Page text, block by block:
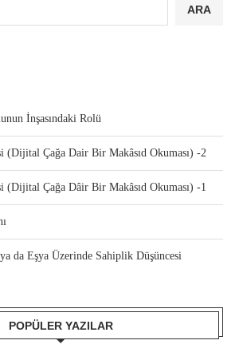
ARA
İnşasındaki Rolü
(Dijital Çağa Dair Bir Makâsıd Okuması) -2
(Dijital Çağa Dâir Bir Makâsıd Okuması) -1
da Eşya Üzerinde Sahiplik Düşüncesi
POPÜLER YAZILAR